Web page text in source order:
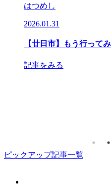
はつめし
2026.01.31
【廿日市】もう⾏って
記事をみる
ピックアップ記事一覧